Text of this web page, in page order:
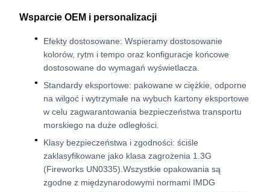
Wsparcie OEM i personalizacji
Efekty dostosowane: Wspieramy dostosowanie
kolorów, rytm i tempo oraz konfiguracje końcowe
dostosowane do wymagań wyświetlacza.
Standardy eksportowe: pakowane w ciężkie, odporne
na wilgoć i wytrzymałe na wybuch kartony eksportowe
w celu zagwarantowania bezpieczeństwa transportu
morskiego na duże odległości.
Klasy bezpieczeństwa i zgodności: ściśle
zaklasyfikowane jako klasa zagrożenia 1.3G
(Fireworks UN0335).Wszystkie opakowania są
zgodne z międzynarodowymi normami IMDG